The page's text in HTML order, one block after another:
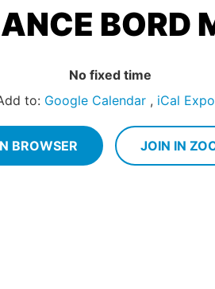
BORD
No fixed time
to: Google Calendar, iCal
BROWSER JOIN IN